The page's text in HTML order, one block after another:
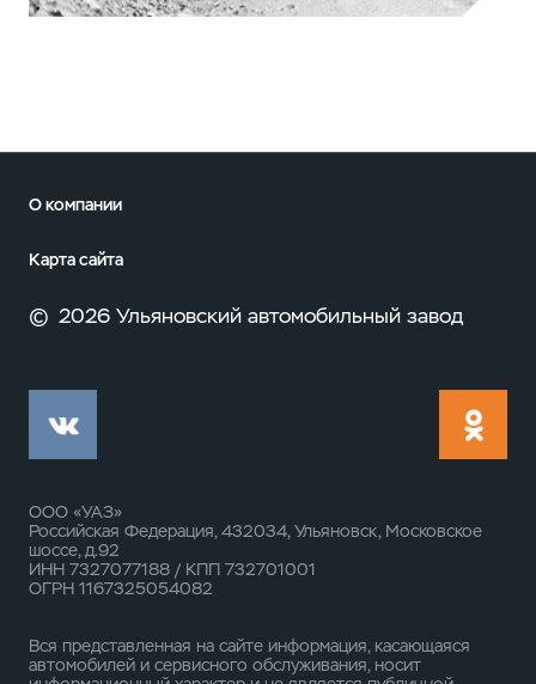
О компании
Карта сайта
© 2026 Ульяновский автомобильный завод
ООО «УАЗ»
Российская Федерация, 432034, Ульяновск, Московское
шоссе, д.92
ИНН 7327077188 / КПП 732701001
ОГРН 1167325054082
Вся представленная на сайте информация, касающаяся
автомобилей и сервисного обслуживания, носит